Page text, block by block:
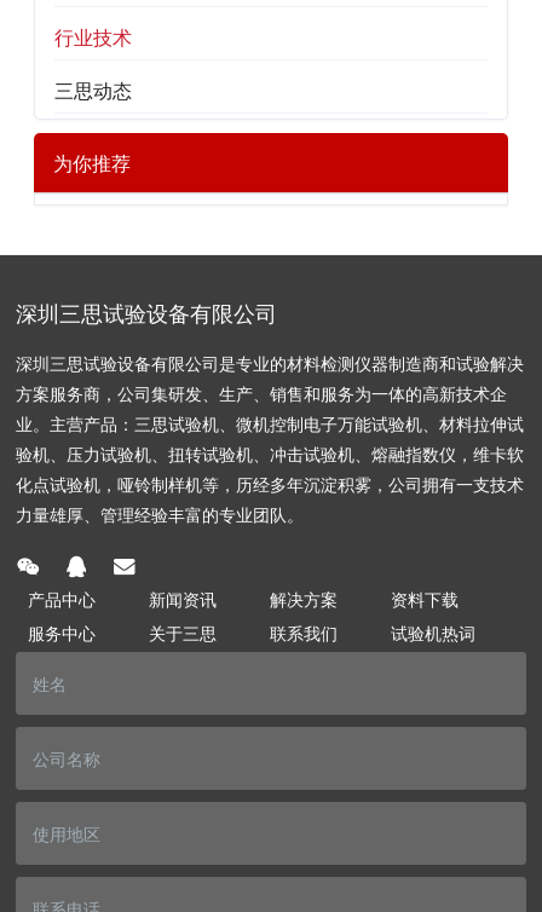
行业技术
三思动态
为你推荐
深圳三思试验设备有限公司
深圳三思试验设备有限公司是专业的材料检测仪器制造商和试验解决
方案服务商，公司集研发、生产、销售和服务为一体的高新技术企
业。主营产品：三思试验机、微机控制电子万能试验机、材料拉伸试
验机、压力试验机、扭转试验机、冲击试验机、熔融指数仪，维卡软
化点试验机，哑铃制样机等，历经多年沉淀积雾，公司拥有一支技术
力量雄厚、管理经验丰富的专业团队。
产品中心 新闻资讯 解决方案
资料下载
服务中心
关于三思 联系我们 试验机热词